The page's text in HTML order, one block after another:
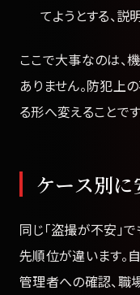
てようとする、
ここで大事なのは、
ありません。防犯上
る形へ変えることです
ケース別
同じ「盗撮が不安」
先順位が違います。
管理者への確認、